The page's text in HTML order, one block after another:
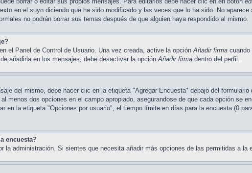
en el suyo diciendo que ha sido modificado y las veces que lo ha sido. No
no podrán borrar sus temas después de que alguien haya respondido al mismo.
el Panel de Control de Usuario. Una vez creada, active la opciónAñadir firma cuando
añadirla en los mensajes, debe desactivar la opciónAñadir firma dentro del perfil.
del mismo, debe hacer clic en la etiqueta "Agregar Encuesta" debajo del
menos dos opciones en el campo apropiado, asegurandose de que cada opción se
en la etiqueta "Opciones por usuario", el tiempo límite en días para la encuesta (0
encuesta?
la administración. Si sientes que necesita añadir más opciones de las permitidas a